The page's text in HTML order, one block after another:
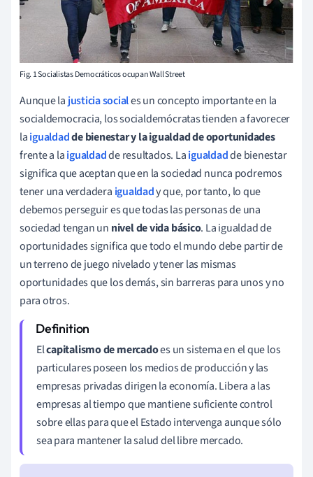
Fig. 1 Socialistas Democráticos ocupan Wall Street
Aunque la justicia sociales un concepto importante en la
socialdemocracia, los socialdemócratas tienden a favorecer
laigualdadde bienestar y la igualdad de oportunidades
frente a laigualdadde resultados. Laigualdadde bienestar
significa que aceptan que en la sociedad nunca podremos
tener una verdadera igualdady que, por tanto, lo que
debemos perseguir es que todas las personas de una
sociedad tengan un nivel de vida básico. La igualdad de
oportunidades significa que todo el mundo debe partir de
un terreno de juego nivelado y tener las mismas
oportunidades que los demás, sin barreras para unos y no
para otros.
Elcapitalismo de mercadoes un sistema en el que los
particulares poseen los medios de producción y las
empresas privadas dirigen la economía. Libera a las
empresas al tiempo que mantiene suficiente control
sobre ellas para que el Estado intervenga aunque sólo
sea para mantener la salud del libre mercado.